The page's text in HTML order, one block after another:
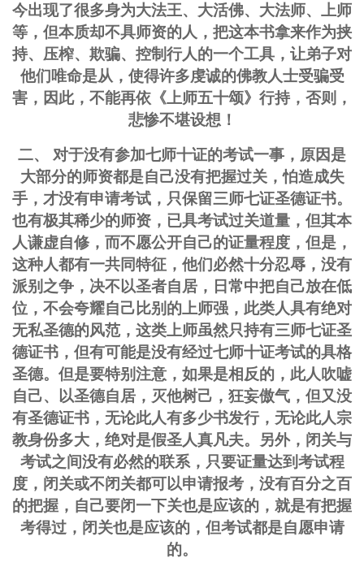
今出现了很多身为大法王、大活佛、大法师、上师
等，但本质却不具师资的人，把这本书拿来作为挟
持、压榨、欺骗、控制行人的一个工具，让弟子对
他们唯命是从，使得许多虔诚的佛教人士受骗受
害，因此，不能再依《上师五十颂》行持，否则，
悲惨不堪设想！
二、 对于没有参加七师十证的考试一事，原因是
大部分的师资都是自己没有把握过关，怕造成失
手，才没有申请考试，只保留三师七证圣德证书。
也有极其稀少的师资，已具考试过关道量，但其本
人谦虚自修，而不愿公开自己的证量程度，但是，
这种人都有一共同特征，他们必然十分忍辱，没有
派别之争，决不以圣者自居，日常中把自己放在低
位，不会夸耀自己比别的上师强，此类人具有绝对
无私圣德的风范，这类上师虽然只持有三师七证圣
德证书，但有可能是没有经过七师十证考试的具格
圣德。但是要特别注意，如果是相反的，此人吹嘘
自己、以圣德自居，灭他树己，狂妄傲气，但又没
有圣德证书，无论此人有多少书发行，无论此人宗
教身份多大，绝对是假圣人真凡夫。另外，闭关与
考试之间没有必然的联系，只要证量达到考试程
度，闭关或不闭关都可以申请报考，没有百分之百
的把握，自己要闭一下关也是应该的，就是有把握
考得过，闭关也是应该的，但考试都是自愿申请
的。